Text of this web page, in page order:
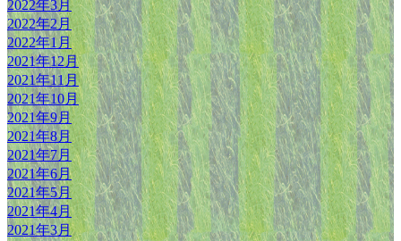
2022年3月
2022年2月
2022年1月
2021年12月
2021年11月
2021年10月
2021年9月
2021年8月
2021年7月
2021年6月
2021年5月
2021年4月
2021年3月